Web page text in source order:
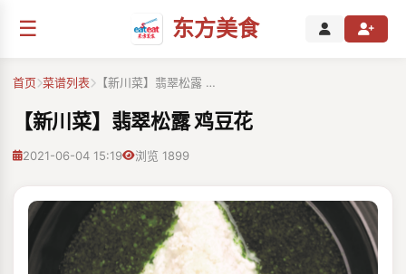
☰ 东方美食
首页 菜谱列表 【新川菜】翡翠松露 …
【新川菜】翡翠松露 鸡豆花
2021-06-04 15:19 浏览 1899